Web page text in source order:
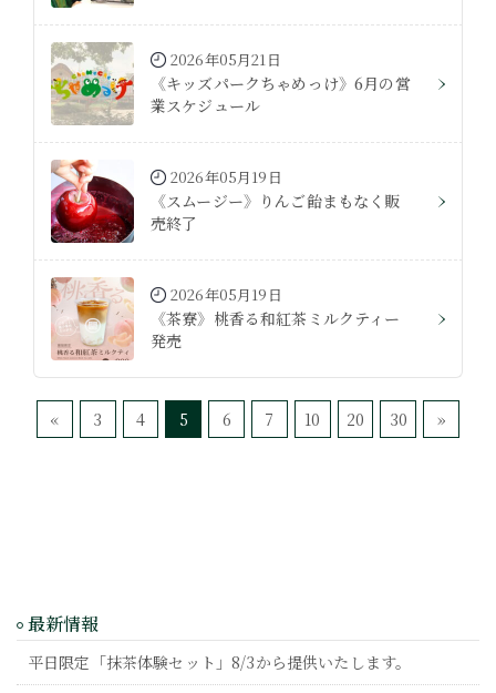
2026年05月21日
《キッズパークちゃめっけ》6月の営
業スケジュール
2026年05月19日
《スムージー》りんご飴まもなく販
売終了
2026年05月19日
《茶寮》桃香る和紅茶ミルクティー
発売
« 3 4 5 6 7 10 20 30 »
最新情報
平日限定「抹茶体験セット」8/3から提供いたします。